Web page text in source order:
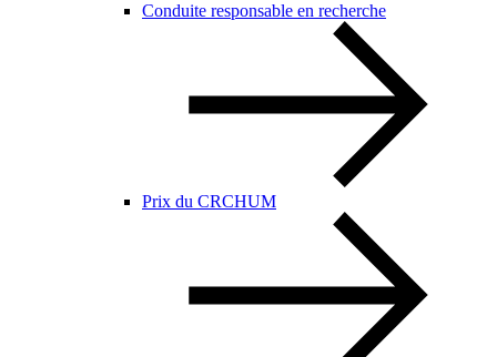
Conduite responsable en recherche
Prix du CRCHUM